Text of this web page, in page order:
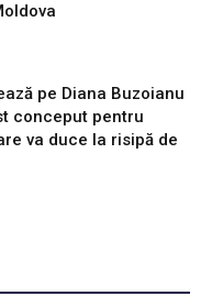
pe Diana Buzoianu
conceput pentru
va duce la risipă de